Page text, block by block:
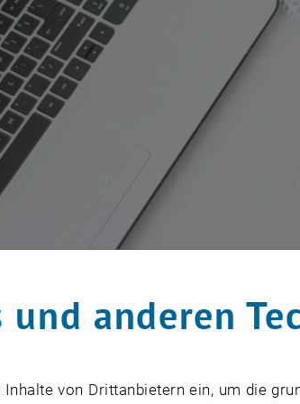
steht den Studieninteressierten
anderen
von Drittanbietern ein, um die